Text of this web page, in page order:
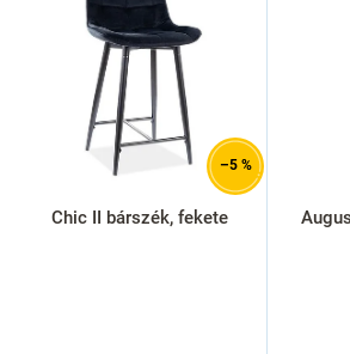
–5 %
Chic II bárszék, fekete